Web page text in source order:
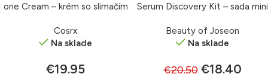
one Cream – krém so slimačím
Cosrx
Na sklade
€19.95
Serum Discovery Kit – sada mini
Beauty of Joseon
Na sklade
€20.50 €18.40